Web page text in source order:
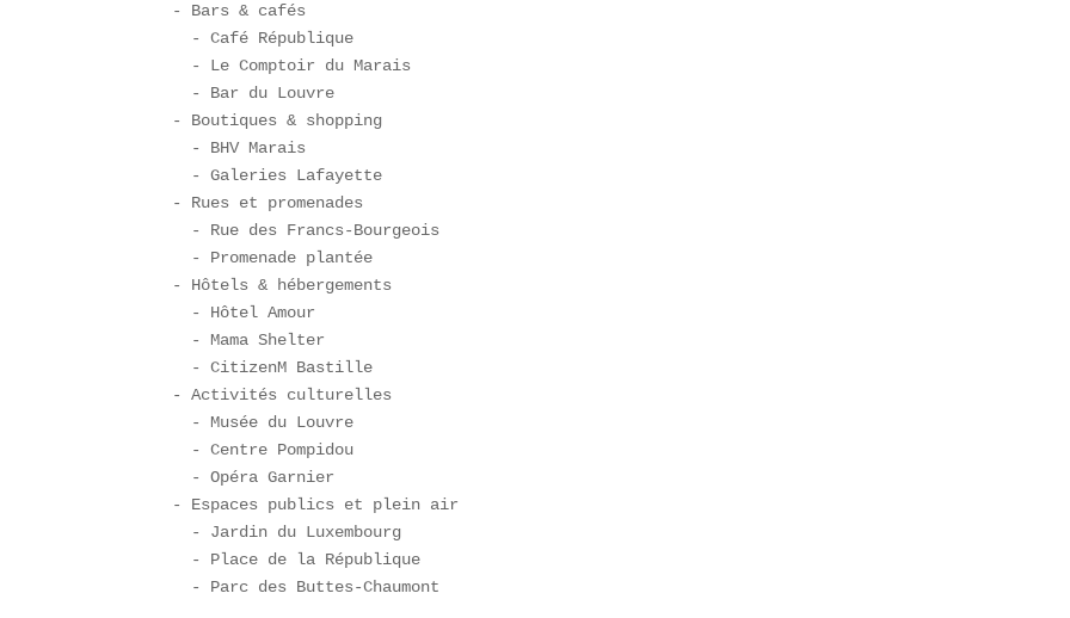
- Bars & cafés
  - Café République
  - Le Comptoir du Marais
  - Bar du Louvre
- Boutiques & shopping
  - BHV Marais
  - Galeries Lafayette
- Rues et promenades
  - Rue des Francs-Bourgeois
  - Promenade plantée
- Hôtels & hébergements
  - Hôtel Amour
  - Mama Shelter
  - CitizenM Bastille
- Activités culturelles
  - Musée du Louvre
  - Centre Pompidou
  - Opéra Garnier
- Espaces publics et plein air
  - Jardin du Luxembourg
  - Place de la République
  - Parc des Buttes-Chaumont